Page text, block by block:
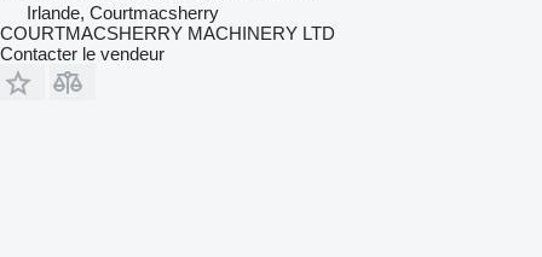
Irlande, Courtmacsherry
COURTMACSHERRY MACHINERY LTD
Contacter le vendeur